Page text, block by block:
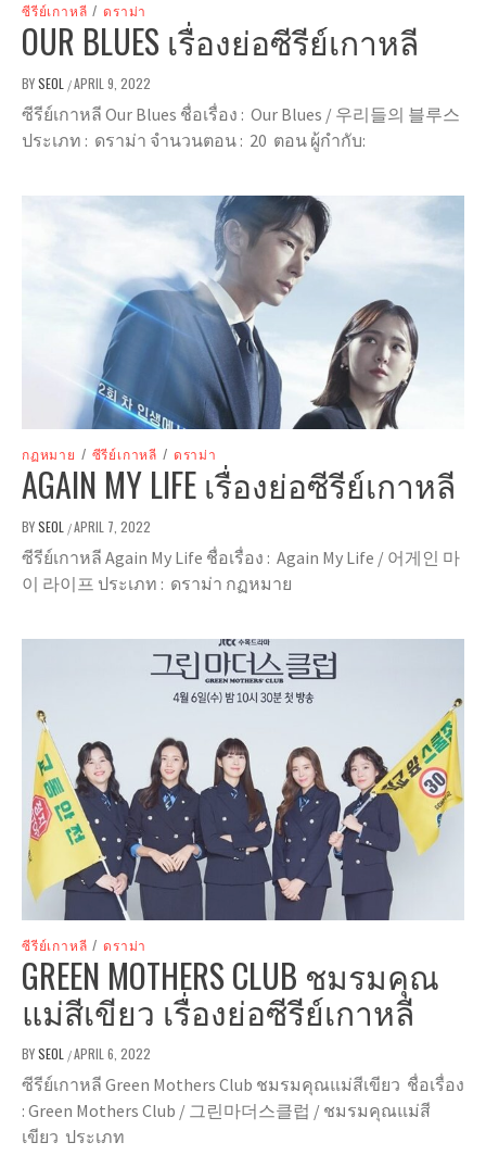
ซีรีย์เกาหลี / ดราม่า
OUR BLUES เรื่องย่อซีรีย์เกาหลี
BYSEOL /APRIL 9, 2022
ซีรีย์เกาหลี Our Blues ชื่อเรื่อง : Our Blues / 우리들의 블루스
ประเภท : ดราม่า จำนวนตอน : 20 ตอน ผู้กำกับ:
กฏหมาย / ซีรีย์เกาหลี / ดราม่า
AGAIN MY LIFE เรื่องย่อซีรีย์เกาหลี
BYSEOL /APRIL 7, 2022
ซีรีย์เกาหลี Again My Life ชื่อเรื่อง : Again My Life / 어게인 마
이 라이프 ประเภท : ดราม่า กฏหมาย
ซีรีย์เกาหลี / ดราม่า
GREEN MOTHERS CLUB ชมรมคุณ
แม่สีเขียว เรื่องย่อซีรีย์เกาหลี
BYSEOL /APRIL 6, 2022
ซีรีย์เกาหลี Green Mothers Club ชมรมคุณแม่สีเขียว ชื่อเรื่อง
: Green Mothers Club / 그린마더스클럽 / ชมรมคุณแม่สี
เขียว ประเภท